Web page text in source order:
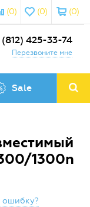
(0)
(0)
(0)
425-33-74
Перезвоните мне
Sale
1300n